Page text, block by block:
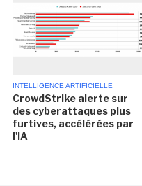
INTELLIGENCE ARTIFICIELLE
CrowdStrike alerte sur
des cyberattaques plus
furtives, accélérées par
l'IA